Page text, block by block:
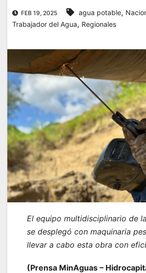
FEB 19, 2025 agua potable,
Trabajador del Agua, Regionales
El equipo multidisciplinario de
se desplegó con maquinaria
llevar a cabo esta obra con
(Prensa MinAguas –